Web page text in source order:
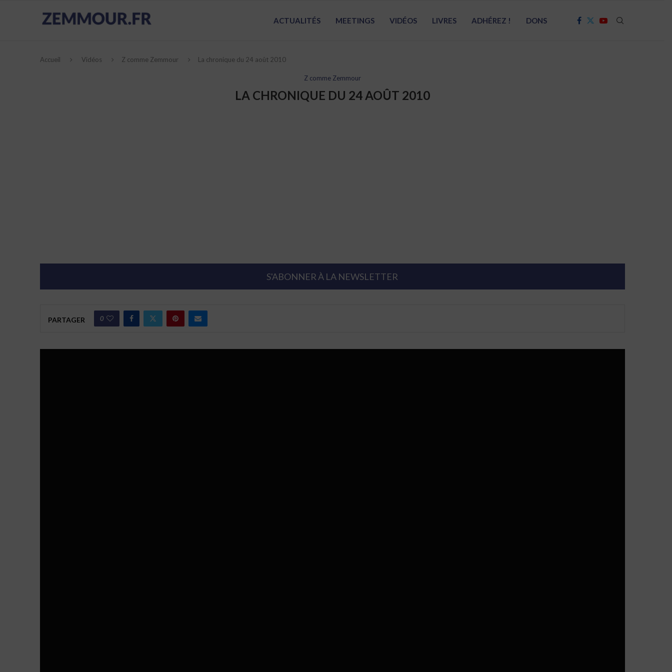
ACTUALITÉS MEETINGS VIDÉOS LIVRES ADHÉREZ ! DONS
Accueil Vidéos Z comme Zemmour La chronique du 24 août 2010
Z comme Zemmour
LA CHRONIQUE DU 24 AOÛT 2010
S'ABONNER À LA NEWSLETTER
PARTAGER 0